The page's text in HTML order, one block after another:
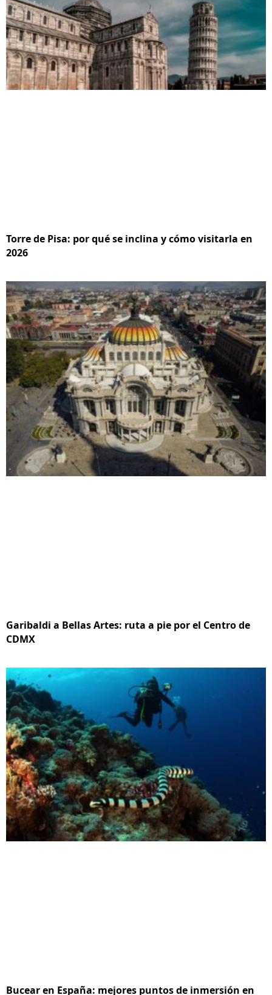
Torre de Pisa: por qué se inclina y cómo visitarla en
2026
Garibaldi a Bellas Artes: ruta a pie por el Centro de
CDMX
Bucear en España: mejores puntos de inmersión en